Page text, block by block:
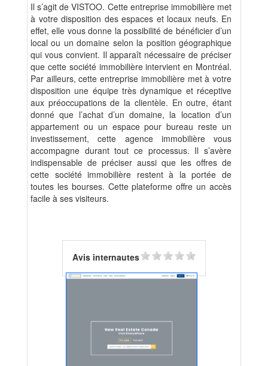
Il s’agit de VISTOO. Cette entreprise immobilière met
à votre disposition des espaces et locaux neufs. En
effet, elle vous donne la possibilité de bénéficier d’un
local ou un domaine selon la position géographique
qui vous convient. Il apparaît nécessaire de préciser
que cette société immobilière intervient en Montréal.
Par ailleurs, cette entreprise immobilière met à votre
disposition une équipe très dynamique et réceptive
aux préoccupations de la clientèle. En outre, étant
donné que l’achat d’un domaine, la location d’un
appartement ou un espace pour bureau reste un
investissement, cette agence immobilière vous
accompagne durant tout ce processus. Il s’avère
indispensable de préciser aussi que les offres de
cette société immobilière restent à la portée de
toutes les bourses. Cette plateforme offre un accès
facile à ses visiteurs.
Avis internautes